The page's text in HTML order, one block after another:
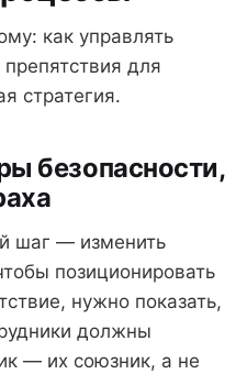
как управлять
для
стратегия.
безопасности,
шаг — изменить
позиционировать
нужно показать,
должны
— их союзник, а не